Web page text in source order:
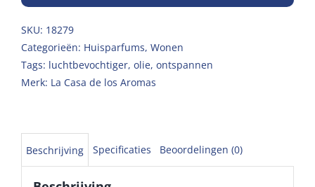
SKU: 18279
Categorieën: Huisparfums, Wonen
Tags: luchtbevochtiger, olie, ontspannen
Merk: La Casa de los Aromas
Beschrijving Specificaties Beoordelingen (0)